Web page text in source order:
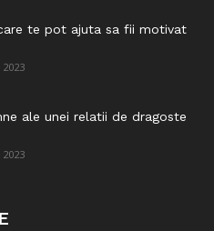
te pot ajuta sa fii motivat
ale unei relatii de dragoste